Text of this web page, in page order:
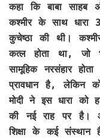
कहा कि बाबा साहब
कश्मीर के साथ धारा
कुचेष्ठा की थी।
कत्ल होता था, जो
सामूहिक नरसंहार
प्रावधान है, लेकिन
मोदी ने इस धारा को
की नई राह पर है।
शिक्षा के कई